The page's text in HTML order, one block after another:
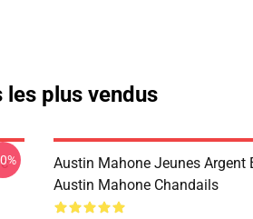
les plus vendus
Austin Mahone Jeunes Argent
Austin Mahone Chandails